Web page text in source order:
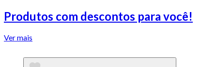
Produtos com descontos para você!
Ver mais